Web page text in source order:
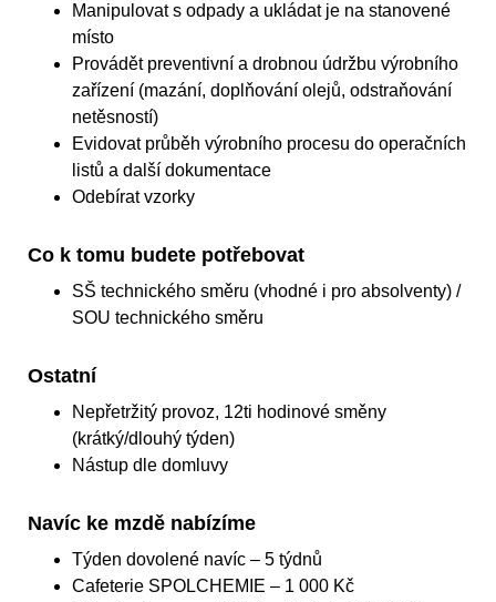
Manipulovat s odpady a ukládat je na stanovené
místo
Provádět preventivní a drobnou údržbu výrobního
zařízení (mazání, doplňování olejů, odstraňování
netěsností)
Evidovat průběh výrobního procesu do operačních
listů a další dokumentace
Odebírat vzorky
Co k tomu budete potřebovat
SŠ technického směru (vhodné i pro absolventy) /
SOU technického směru
Ostatní
Nepřetržitý provoz, 12ti hodinové směny
(krátký/dlouhý týden)
Nástup dle domluvy
Navíc ke mzdě nabízíme
Týden dovolené navíc – 5 týdnů
Cafeterie SPOLCHEMIE – 1 000 Kč